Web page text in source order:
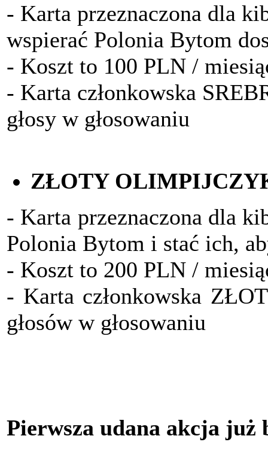
- Karta przeznaczona dla
wspierać Polonia Bytom
- Koszt to 100 PLN /
- Karta członkowska
głosy w głosowaniu
ZŁOTY
- Karta przeznaczona dla
Polonia Bytom i stać ich,
- Koszt to 200 PLN /
- Karta członkowska
głosów w głosowaniu
Pierwsza udana akcja już